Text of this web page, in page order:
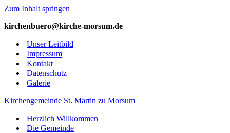
Zum Inhalt springen
kirchenbuero@kirche-­morsum.de
Unser Leitbild
Impressum
Kontakt
Datenschutz
Galerie
Kirchengemeinde St. Martin zu Morsum
Herzlich Willkommen
Die Gemeinde